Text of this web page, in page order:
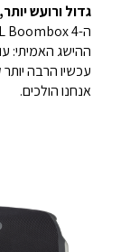
גדול ורועש
ההישג האמיתי:
עכשיו הרבה
אנחנו הולכים.